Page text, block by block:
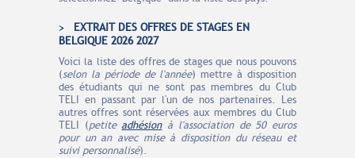
EXTRAIT DES OFFRES DE STAGES EN
BELGIQUE 2026 2027
Voici la liste des offres de stages que nous pouvons
(selon la période de l'année) mettre à disposition
des étudiants qui ne sont pas membres du Club
TELI en passant par l'un de nos partenaires. Les
autres offres sont réservées aux membres du Club
TELI (petite adhésionà l'association de 50 euros
pour un an avec mise à disposition du réseau et
suivi personnalisé).